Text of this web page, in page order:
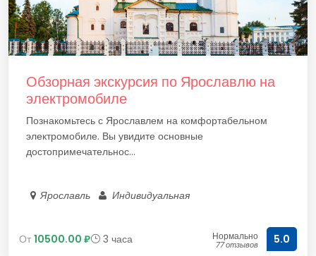
Обзорная экскурсия по Ярославлю на
электромобиле
Познакомьтесь с Ярославлем на комфортабельном
электромобиле. Вы увидите основные
достопримечательнос...
Ярославль Индивидуальная
От 10500.00 ₽ 3 часа Нормально
77 отзывов 5.0